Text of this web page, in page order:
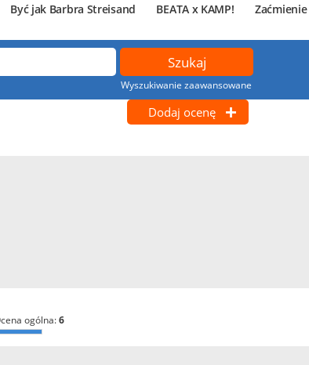
Być jak Barbra Streisand BEATA x KAMP! Zaćmienie
Wyszukiwanie zaawansowane
Dodaj ocenę
ocena ogólna:6